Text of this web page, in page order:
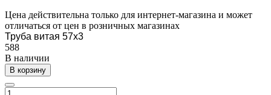
Цена действительна только для интернет-магазина и может
отличаться от цен в розничных магазинах
Труба витая 57x3
588
В наличии
В корзину